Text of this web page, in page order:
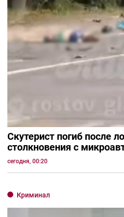
Скутерист погиб после
столкновения с
сегодня, 00:20
Криминал